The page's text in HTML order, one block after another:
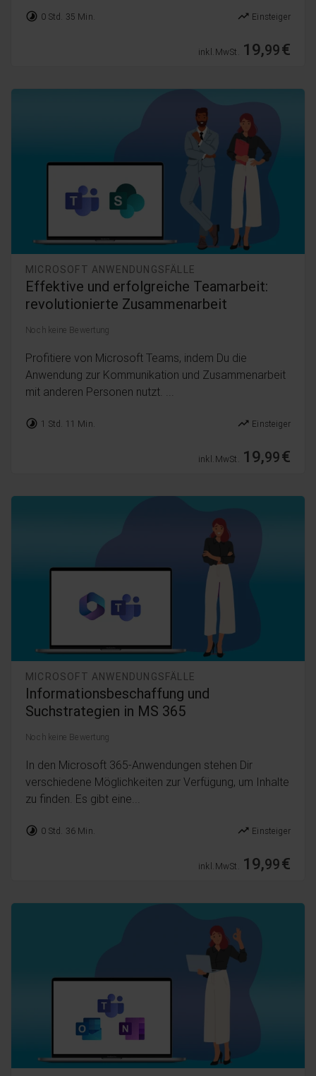
timelapse 0 Std. 35 Min. trending_up Einsteiger
inkl. MwSt. 19,99€
MICROSOFT ANWENDUNGSFÄLLE
Effektive und erfolgreiche Teamarbeit:
revolutionierte Zusammenarbeit
Noch keine Bewertung
Profitiere von Microsoft Teams, indem Du die
Anwendung zur Kommunikation und Zusammenarbeit
mit anderen Personen nutzt. ...
timelapse 1 Std. 11 Min. trending_up Einsteiger
inkl. MwSt. 19,99€
MICROSOFT ANWENDUNGSFÄLLE
Informationsbeschaffung und
Suchstrategien in MS 365
Noch keine Bewertung
In den Microsoft 365-Anwendungen stehen Dir
verschiedene Möglichkeiten zur Verfügung, um Inhalte
zu finden. Es gibt eine...
timelapse 0 Std. 36 Min. trending_up Einsteiger
inkl. MwSt. 19,99€